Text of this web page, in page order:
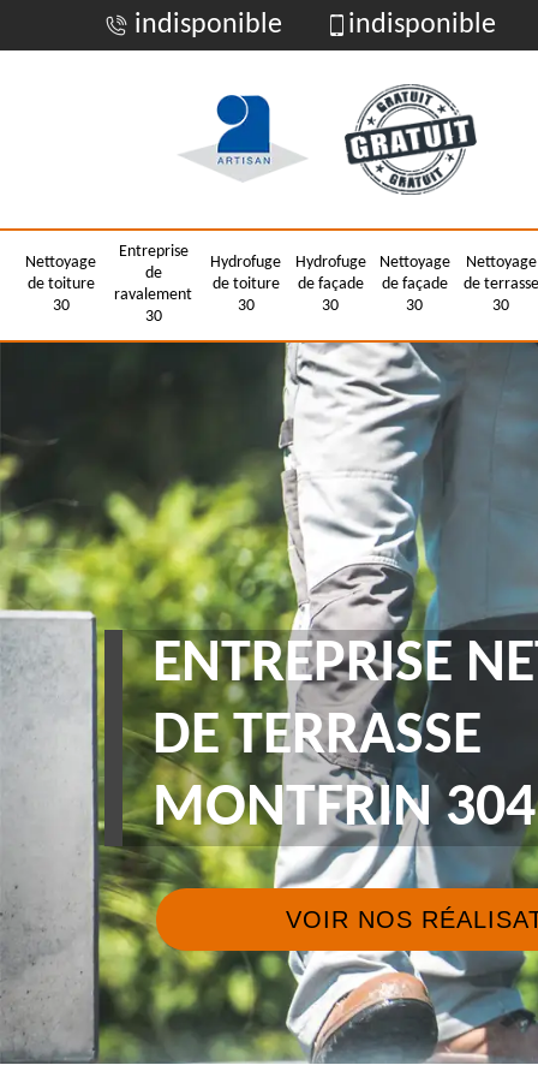
indisponible indisponible
Nettoyage
de toiture
30
Entreprise
de
ravalement
30
Hydrofuge
de toiture
30
Hydrofuge
de façade
30
Nettoyage
de façade
30
Nettoyage
de terrasse
30
ENTREPRISE
DE TERRASSE
MONTFRIN
VOIR NOS